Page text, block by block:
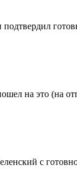
на это (на
с